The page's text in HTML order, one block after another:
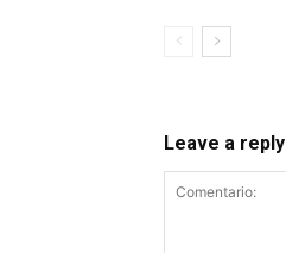
Leave a reply